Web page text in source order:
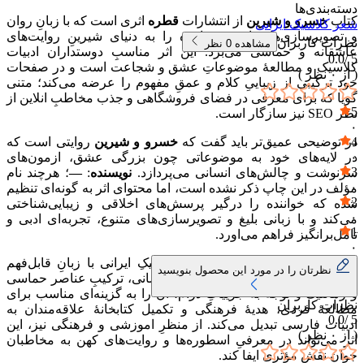
کتابخسرو و شیرین از انتشارات قطره اثری است که با زبانِ روان
و تصویرسازی‌های ادبی، خواننده را به دنیای شیرینِ روایت‌های
عاشقانه و حماسی می‌برد. این اثر مناسبِ دوستداران ادبیات
کلاسیک و مطالعهٔ موضوعاتِ عشق و شجاعت است و در صفحات
خود ترکیبی از زیباییِ کلام و عمقِ مفهوم را عرضه می‌کند؛ متنی
گویا که برای معرفی در فضای فروشگاهی و جذب مخاطبِ انلاین از
نظر SEO نیز سازگار است.
در توضیحی عمیق‌تر باید گفت کهخسرو و شیرین روایتی است که
در لایه‌های خود به موضوعاتی چون بزرگی عشق، ازمون‌های
سرنوشت و چالش‌های انسانی می‌پردازد. نویسنده:
—؛ هرچند نام
مؤلف در این چاپ ذکر نشده است، اما محتوای اثر به گونه‌ای تنظیم
شده که خواننده را درگیر پرسش‌های اخلاقی و زیبایی‌شناختی
می‌کند و با زبانی بلیغ و تصویرسازی‌های متنوع، تجربه‌ای ادبی و
تامل‌برانگیز فراهم می‌اورد.
ارزش این کتاب در پیوندِ ادبیات کلاسیکِ ایرانی با زبانِ قابل‌فهم
معاصر نهفته است. پرداختِ مفاهیمِ انسانی، ترکیبِ عناصر حماسی
و رمانتیک و توجه به جزییاتِ درام، ان را به گزینه‌ای مناسب برای
مطالعهٔ فردی، هدیهٔ فرهنگی و تکمیل کتابخانهٔ علاقه‌مندان به
ادبیات فارسی تبدیل می‌کند. از منظرِ اموزشی و فرهنگی نیز، این
اثر می‌تواند در معرفیِ اسطوره‌ها و روایت‌های کهن به مخاطبان
جوان نقش مؤثری ایفا کند.
دسته‌بندی‌ها
شعر کلاسیک ایرانی
نظرات کاربران مشاهده 0 نظر
5 /
0.0
( از ۰ نظر )
5
۰
4
۰
3
۰
2
۰
1
۰
نظرتان را در مورد این محصول بنویسید
نظرات کاربران
5 /
0.0
( از ۰ نظر )